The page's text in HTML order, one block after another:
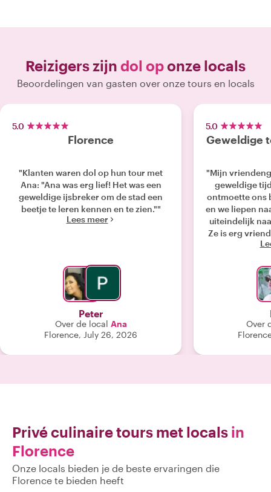
Reizigers zijn dol oponze locals
Beoordelingen van gasten over onze tours en locals
5.0
Florence
"Klanten waren dol op hun tour met
Ana: "Ana was erg lief! Het was een
geweldige ijsbreker om de stad een
beetje te leren kennen en te zien.""
Lees meer
Peter
Over de local Ana
Florence, July 26, 2026
5.0
Geweldige
"Mijn
geweldige
ontmoette ons
en we liepen
uiteindelijk
Ze is erg
dat
haar. Ze
cultuur van
we hebben
één
zorgde ervoor
gemak
Over
Privé culinaire tours met locals in
Florence
Onze locals bieden je de beste ervaringen die
Florence te bieden heeft